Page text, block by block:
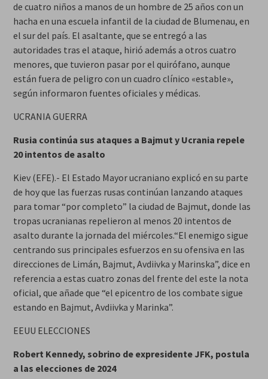
de cuatro niños a manos de un hombre de 25 años con un
hacha en una escuela infantil de la ciudad de Blumenau, en
el sur del país. El asaltante, que se entregó a las
autoridades tras el ataque, hirió además a otros cuatro
menores, que tuvieron pasar por el quirófano, aunque
están fuera de peligro con un cuadro clínico «estable»,
según informaron fuentes oficiales y médicas.
UCRANIA GUERRA
Rusia continúa sus ataques a Bajmut y Ucrania repele
20 intentos de asalto
Kiev (EFE).- El Estado Mayor ucraniano explicó en su parte
de hoy que las fuerzas rusas continúan lanzando ataques
para tomar “por completo” la ciudad de Bajmut, donde las
tropas ucranianas repelieron al menos 20 intentos de
asalto durante la jornada del miércoles.“El enemigo sigue
centrando sus principales esfuerzos en su ofensiva en las
direcciones de Limán, Bajmut, Avdiivka y Marinska”, dice en
referencia a estas cuatro zonas del frente del este la nota
oficial, que añade que “el epicentro de los combate sigue
estando en Bajmut, Avdiivka y Marinka”.
EEUU ELECCIONES
Robert Kennedy, sobrino de expresidente JFK, postula
a las elecciones de 2024